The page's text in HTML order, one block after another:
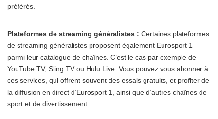
préférés.
Plateformes de streaming généralistes : Certaines plateformes
de streaming généralistes proposent également Eurosport 1
parmi leur catalogue de chaînes. C’est le cas par exemple de
YouTube TV, Sling TV ou Hulu Live. Vous pouvez vous abonner à
ces services, qui offrent souvent des essais gratuits, et profiter de
la diffusion en direct d’Eurosport 1, ainsi que d’autres chaînes de
sport et de divertissement.